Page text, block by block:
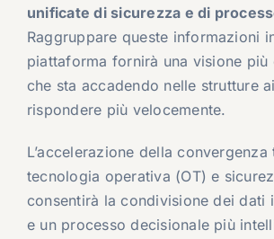
unificate di sicurezza e di
Raggruppare queste informazioni
piattaforma fornirà una visione più
che sta accadendo nelle strutture
rispondere più velocemente.
L’accelerazione della convergenza
tecnologia operativa (OT) e
consentirà la condivisione dei dati
e un processo decisionale più